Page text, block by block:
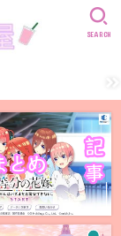
SEARCH